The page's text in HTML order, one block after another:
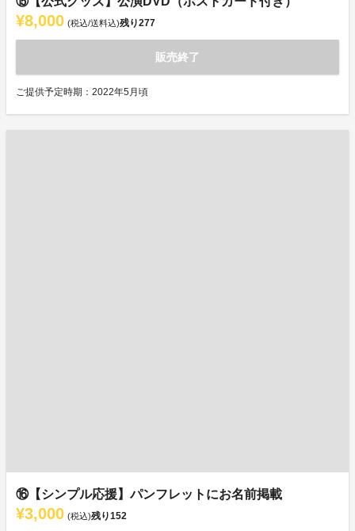
¥8,000 (税込/送料込)残り277
販売終了
ご提供予定時期：2022年5月頃
⑯【シンプル応援】パンフレットにお名前掲載
¥3,000 (税込)残り152